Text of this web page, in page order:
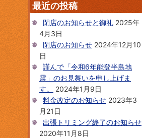
最近の投稿
閉店のお知らせと御礼 2025年
4月3日
閉店のお知らせ 2024年12月10
日
謹んで「令和6年能登半島地
震」のお見舞いを申し上げま
す。
2024年1月9日
料金改定のお知らせ 2023年3
月21日
出張トリミング終了のお知らせ
2020年11月8日